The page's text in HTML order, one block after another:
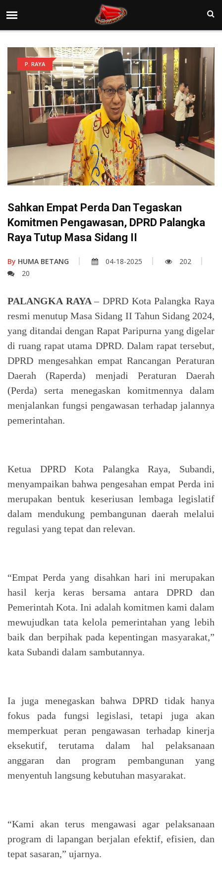
P. RAYA
Sahkan Empat Perda Dan Tegaskan
Komitmen Pengawasan, DPRD Palangka
Raya Tutup Masa Sidang II
By HUMA BETANG 04-18-2025
202
20
PALANGKA RAYA– DPRD Kota Palangka Raya
resmi menutup Masa Sidang II Tahun Sidang 2024,
yang ditandai dengan Rapat Paripurna yang digelar
di ruang rapat utama DPRD. Dalam rapat tersebut,
DPRD mengesahkan empat Rancangan Peraturan
Daerah (Raperda) menjadi Peraturan Daerah
(Perda) serta menegaskan komitmennya dalam
menjalankan fungsi pengawasan terhadap jalannya
pemerintahan.
Ketua DPRD Kota Palangka Raya, Subandi,
menyampaikan bahwa pengesahan empat Perda ini
merupakan bentuk keseriusan lembaga legislatif
dalam mendukung pembangunan daerah melalui
regulasi yang tepat dan relevan.
“Empat Perda yang disahkan hari ini merupakan
hasil kerja keras bersama antara DPRD dan
Pemerintah Kota. Ini adalah komitmen kami dalam
mewujudkan tata kelola pemerintahan yang lebih
baik dan berpihak pada kepentingan masyarakat,”
kata Subandi dalam sambutannya.
Ia juga menegaskan bahwa DPRD tidak hanya
fokus pada fungsi legislasi, tetapi juga akan
memperkuat peran pengawasan terhadap kinerja
eksekutif, terutama dalam hal pelaksanaan
anggaran dan program pembangunan yang
menyentuh langsung kebutuhan masyarakat.
“Kami akan terus mengawasi agar pelaksanaan
program di lapangan berjalan efektif, efisien, dan
tepat sasaran,” ujarnya.